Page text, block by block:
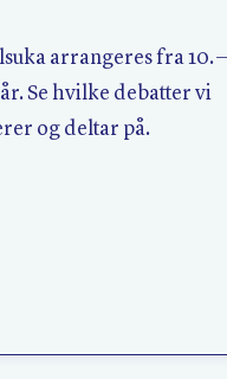
arrangeres fra 10.
år. Se hvilke debatter vi
og deltar på.